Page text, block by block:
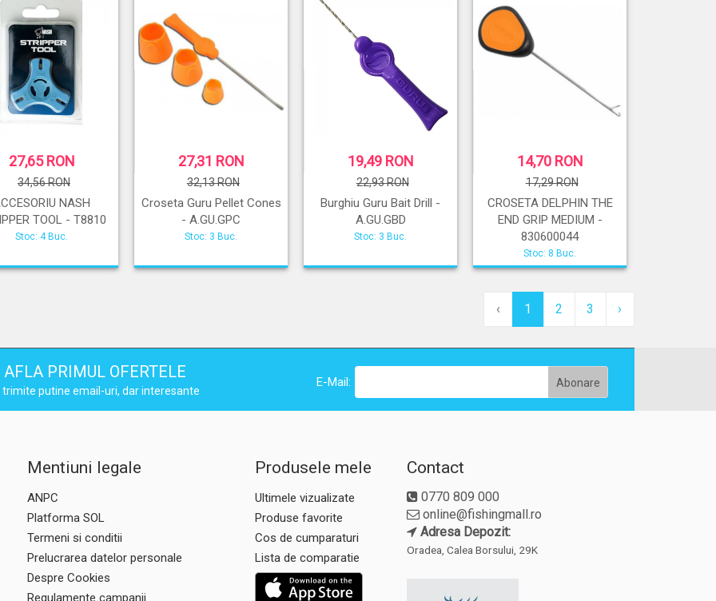
27,65 RON
34,56 RON
NASH
TOOL - T8810
Stoc: 4 Buc.
27,31 RON
32,13 RON
Croseta Guru Pellet Cones
- A.GU.GPC
Stoc: 3 Buc.
19,49 RON
22,93 RON
Burghiu Guru Bait Drill -
A.GU.GBD
Stoc: 3 Buc.
14,70 RON
17,29 RON
CROSETA DELPHIN THE
END GRIP MEDIUM -
830600044
Stoc: 8 Buc.
‹ 1 2 3 ›
AFLA PRIMUL OFERTELE
trimite putine email-uri, dar interesante
E-Mail:
Mentiuni legale
ANPC
Platforma SOL
Termeni si conditii
Prelucrarea datelor personale
Despre Cookies
Regulamente campanii
Produsele mele
Ultimele vizualizate
Produse favorite
Cos de cumparaturi
Lista de comparatie
Contact
0770 809 000
online@fishingmall.ro
Adresa Depozit:
Oradea, Calea Borsului, 29K